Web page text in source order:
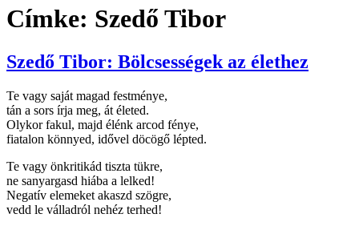
Címke: Szedő Tibor
Szedő Tibor: Bölcsességek az élethez
Te vagy saját magad festménye,
tán a sors írja meg, át életed.
Olykor fakul, majd élénk arcod fénye,
fiatalon könnyed, idővel döcögő lépted.
Te vagy önkritikád tiszta tükre,
ne sanyargasd hiába a lelked!
Negatív elemeket akaszd szögre,
vedd le válladról nehéz terhed!